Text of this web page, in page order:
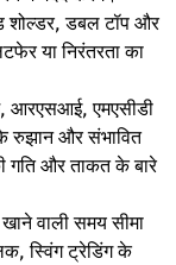
शोल्डर, डबल टॉप और
या निरंतरता का
आरएसआई, एमएसीडी
रुझान और संभावित
गति और ताकत के बारे
वाली समय सीमा
स्विंग ट्रेडिंग के